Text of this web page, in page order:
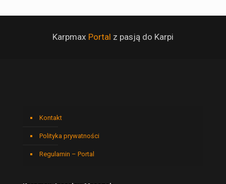
Karpmax Portal z pasją do Karpi
Kontakt
Polityka prywatności
Regulamin – Portal